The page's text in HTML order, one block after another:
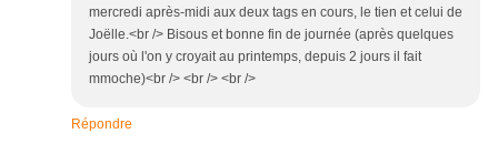
mercredi après-midi aux deux tags en cours, le tien et celui de
Joëlle.<br /> Bisous et bonne fin de journée (après quelques
jours où l'on y croyait au printemps, depuis 2 jours il fait
mmoche)<br /> <br /> <br />
Répondre